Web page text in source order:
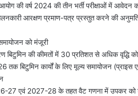
की वर्ष 2024 की तीन भर्ती परीक्षाओं में
आरक्षण प्रमाण-पत्र प्रस्तुत करने की
को मंजूरी
बिटुमिन की कीमतों में 30 प्रतिशत से अधिक वृद्धि
बिटुमिन कार्यों के लिए मूल्य समायोजन (प्राइस
27 एवं 2027-28 के तहत वैट गणना में उपकर को